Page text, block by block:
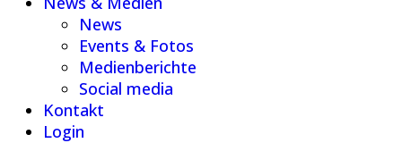
News
Events & Fotos
Medienberichte
Social media
Kontakt
Login